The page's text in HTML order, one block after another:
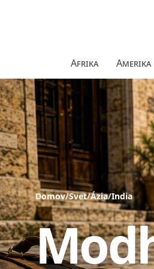
Afrika Amerika
Domov/Svet/Ázia/India